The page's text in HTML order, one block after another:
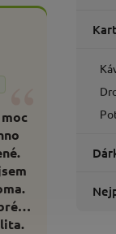
“